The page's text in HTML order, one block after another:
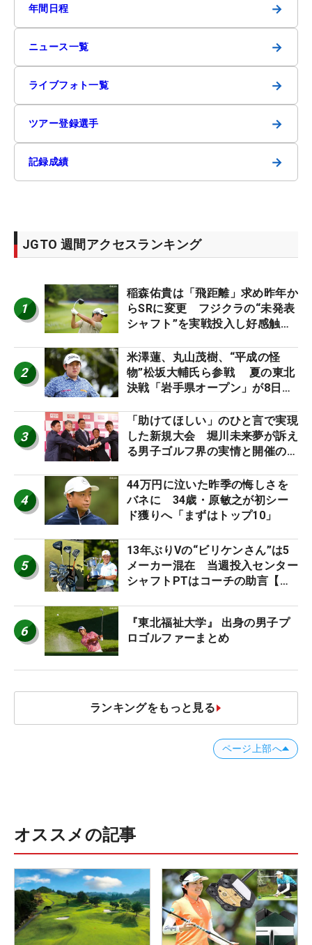
年間日程 →
ニュース一覧 →
ライブフォト一覧 →
ツアー登録選手 →
記録成績 →
JGTO 週間アクセスランキング
1
稲森佑貴は「飛距離」求め昨年か
らSRに変更 フジクラの“未発表
シャフト”を実戦投入し好感触
ーのヒトネタ！】
2
米澤蓮、丸山茂樹、“平成の怪
物”松坂大輔氏ら参戦 夏の東北
決戦「岩手県オープン」が8日開
3
「助けてほしい」のひと言で実現
した新規大会 堀川未来夢が訴え
る男子ゴルフ界の実情と開催の舞
4
44万円に泣いた昨季の悔しさを
バネに 34歳・原敏之が初シー
ド獲りへ「まずはトップ10」
5
13年ぶりVの“ビリケンさん”は5
メーカー混在 当週投入センター
シャフトPTはコーチの助言【勝
6
『東北福祉大学』 出身の男子プ
ロゴルファーまとめ
ランキングをもっと見る
ページ上部へ
オススメの記事